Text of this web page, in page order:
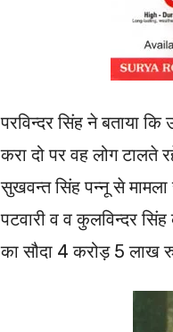
परविन्दर सिंह ने बताया
करा दो पर वह लोग टालते
सुखवन्त सिंह पन्नू से
पटवारी व व कुलविन्दर
का सौदा 4 करोड़ 5 लाख